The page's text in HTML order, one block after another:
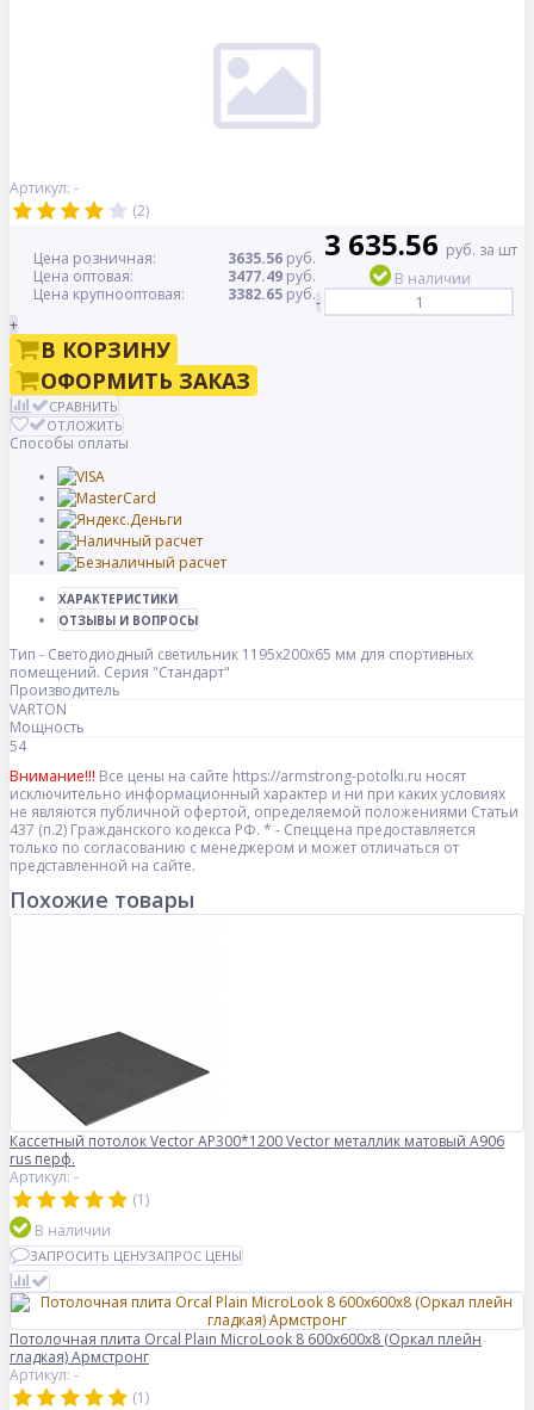
Артикул: -
(2)
Цена розничная: 3635.56 руб.
Цена оптовая:
3477.49 руб.
Цена крупнооптовая:
3382.65 руб.
3 635.56 руб. за шт
В наличии
-
+
В КОРЗИНУ
ОФОРМИТЬ ЗАКАЗ
СРАВНИТЬ
ОТЛОЖИТЬ
Способы оплаты
ХАРАКТЕРИСТИКИ
ОТЗЫВЫ И ВОПРОСЫ
Тип - Светодиодный светильник 1195х200х65 мм для спортивных
помещений. Серия "Стандарт"
Производитель
VARTON
Мощность
54
Внимание!!! Все цены на сайте https://armstrong-potolki.ru носят
исключительно информационный характер и ни при каких условиях
не являются публичной офертой, определяемой положениями Статьи
437 (п.2) Гражданского кодекса РФ. * - Спеццена предоставляется
только по согласованию с менеджером и может отличаться от
представленной на сайте.
Похожие товары
Кассетный потолок Vector AP300*1200 Vector металлик матовый А906
rus перф.
Артикул: -
(1)
В наличии
ЗАПРОСИТЬ ЦЕНУЗАПРОС ЦЕНЫ
Потолочная плита Orcal Plain MicroLook 8 600x600x8 (Оркал плейн
гладкая) Армстронг
Артикул: -
(1)